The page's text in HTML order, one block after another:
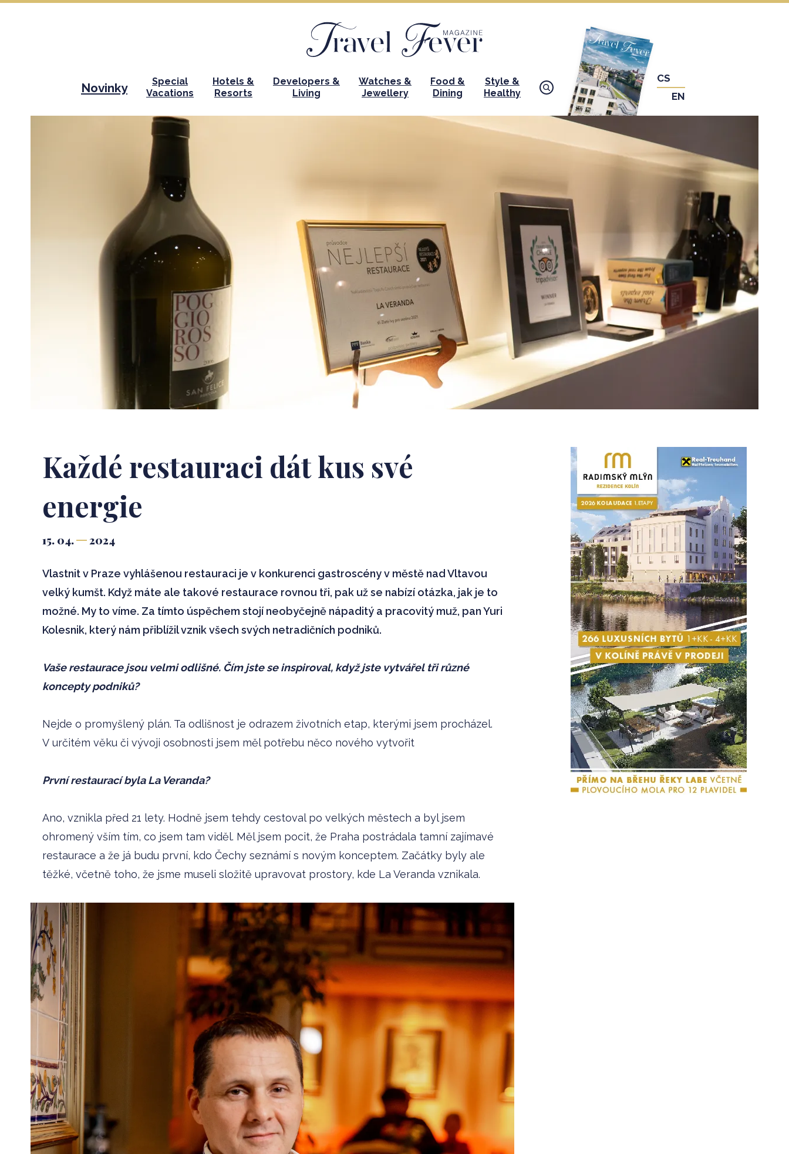
Novinky
Special
Vacations
Hotels &
Resorts
Developers &
Living
Watches &
Jewellery
Food &
Dining
Style &
Healthy
CS
EN
Každé restauraci dát kus své
energie
15. 04. 2024
Vlastnit v Praze vyhlášenou restauraci je v konkurenci gastroscény v městě nad Vltavou
velký kumšt. Když máte ale takové restaurace rovnou tři, pak už se nabízí otázka, jak je to
možné. My to víme. Za tímto úspěchem stojí neobyčejně nápaditý a pracovitý muž, pan Yuri
Kolesnik, který nám přiblížil vznik všech svých netradičních podniků.
Vaše restaurace jsou velmi odlišné. Čím jste se inspiroval, když jste vytvářel tři různé
koncepty podniků?
Nejde o promyšlený plán. Ta odlišnost je odrazem životních etap, kterými jsem procházel.
V určitém věku či vývoji osobnosti jsem měl potřebu něco nového vytvořit
První restaurací byla La Veranda?
Ano, vznikla před 21 lety. Hodně jsem tehdy cestoval po velkých městech a byl jsem
ohromený vším tím, co jsem tam viděl. Měl jsem pocit, že Praha postrádala tamní zajímavé
restaurace a že já budu první, kdo Čechy seznámí s novým konceptem. Začátky byly ale
těžké, včetně toho, že jsme museli složitě upravovat prostory, kde La Veranda vznikala.